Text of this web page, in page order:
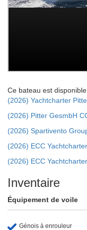
Ce bateau est
(2026) Yachtcharter
(2026) Pitter GesmbH
(2026) Spartivento
(2026) ECC
(2026) ECC
Inventaire
Équipement de voile
Génois à enrouleur